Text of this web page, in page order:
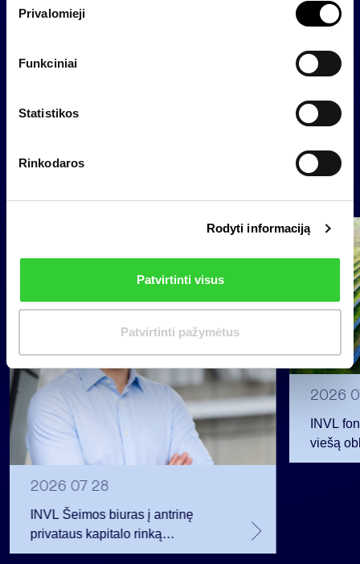
s
Privalomieji
Funkciniai
Statistikos
Rinkodaros
Rodyti informaciją
Patvirtinti visus
Patvirtinti pažymėtus
vertė siekė 601 mln. litų, o dalyvių skaičius – 16,4
tūkst. Didžiąją dalį (78 proc.) viso turto sudarė į
akcijas investuojančių investicinių fondų turtas.
Atgal
Grupė
2026 07 28
INVL Šeimos biuras į antrinę
privataus kapitalo rinką
investuojantį fondą pritraukė 17,4
2026
INVL
viešą
12 mln.